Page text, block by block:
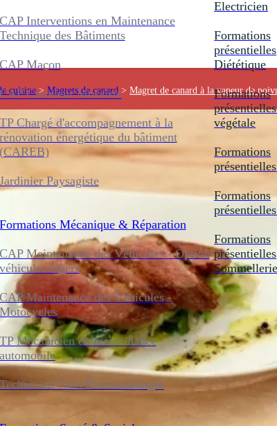
CAP Interventions en Maintenance
Technique des Bâtiments
CAP Maçon
Carreleur Mosaïste
TP Chargé d'accompagnement à la
rénovation énergétique du bâtiment
(CAREB)
Paysagiste
Formations Mécanique & Réparation
CAP Maintenance des Véhicules - Option
véhicules légers
CAP Maintenance des Véhicules -
Motocycles
TP Mécanicien de maintenance
automobile
Gros Électroménager
Electricien
Formations
présentielles
Diététique
Formations
présentielles
végétale
Formations
présentielles
Formations
présentielles
Formations
présentielles
Sommellerie
cuisine > Magrets de canard > Magret de canard à la vapeur de